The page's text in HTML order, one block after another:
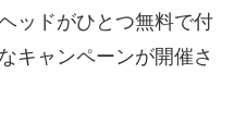
ッドがひとつ無料で付
キャンペーンが開催さ